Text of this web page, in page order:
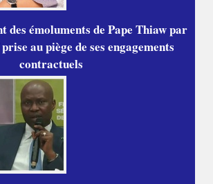
des émoluments de Pape Thiaw par
au piège de ses engagements
contractuels